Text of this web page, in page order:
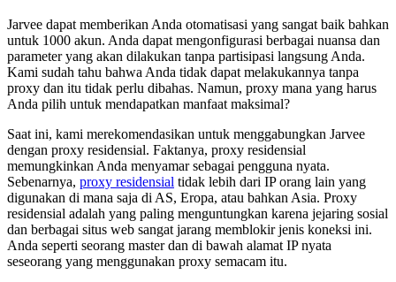
Jarvee dapat memberikan Anda otomatisasi yang sangat baik bahkan
untuk 1000 akun. Anda dapat mengonfigurasi berbagai nuansa dan
parameter yang akan dilakukan tanpa partisipasi langsung Anda.
Kami sudah tahu bahwa Anda tidak dapat melakukannya tanpa
proxy dan itu tidak perlu dibahas. Namun, proxy mana yang harus
Anda pilih untuk mendapatkan manfaat maksimal?
Saat ini, kami merekomendasikan untuk menggabungkan Jarvee
dengan proxy residensial. Faktanya, proxy residensial
memungkinkan Anda menyamar sebagai pengguna nyata.
Sebenarnya, proxy residensial tidak lebih dari IP orang lain yang
digunakan di mana saja di AS, Eropa, atau bahkan Asia. Proxy
residensial adalah yang paling menguntungkan karena jejaring sosial
dan berbagai situs web sangat jarang memblokir jenis koneksi ini.
Anda seperti seorang master dan di bawah alamat IP nyata
seseorang yang menggunakan proxy semacam itu.